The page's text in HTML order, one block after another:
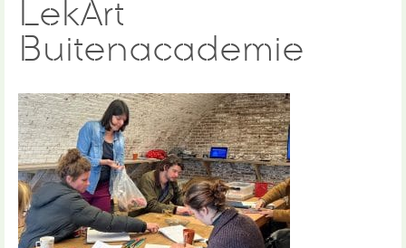
LekArt
Buitenacademie